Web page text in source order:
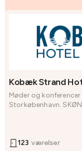
Kobæk Strand
Møder og
Storkøbenhavn. SKØN
123 værelser